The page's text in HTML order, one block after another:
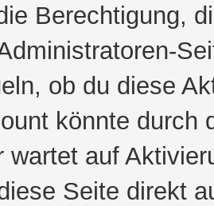
Berechtigung,
ob du diese
könnte durch
wartet auf
Seite direkt